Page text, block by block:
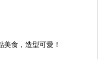
食，造型可愛！